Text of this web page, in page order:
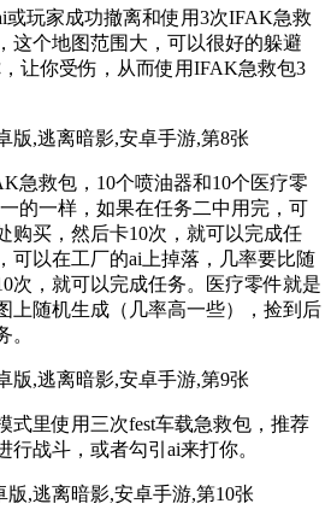
或玩家成功撤离和使用3次IFAK急救
这个地图范围大，可以很好的躲避
让你受伤，从而使用IFAK急救包3
急救包，10个喷油器和10个医疗零
的一样，如果在任务二中用完，可
购买，然后卡10次，就可以完成任
可以在工厂的ai上掉落，几率要比随
次，就可以完成任务。医疗零件就是
上随机生成（几率高一些），捡到后
。
式里使用三次fest车载急救包，推荐
战斗，或者勾引ai来打你。